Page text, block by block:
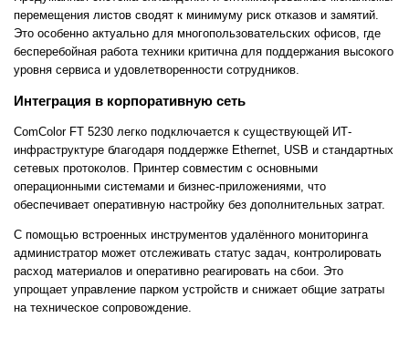
перемещения листов сводят к минимуму риск отказов и замятий.
Это особенно актуально для многопользовательских офисов, где
бесперебойная работа техники критична для поддержания высокого
уровня сервиса и удовлетворенности сотрудников.
Интеграция в корпоративную сеть
ComColor FT 5230 легко подключается к существующей ИТ-
инфраструктуре благодаря поддержке Ethernet, USB и стандартных
сетевых протоколов. Принтер совместим с основными
операционными системами и бизнес-приложениями, что
обеспечивает оперативную настройку без дополнительных затрат.
С помощью встроенных инструментов удалённого мониторинга
администратор может отслеживать статус задач, контролировать
расход материалов и оперативно реагировать на сбои. Это
упрощает управление парком устройств и снижает общие затраты
на техническое сопровождение.